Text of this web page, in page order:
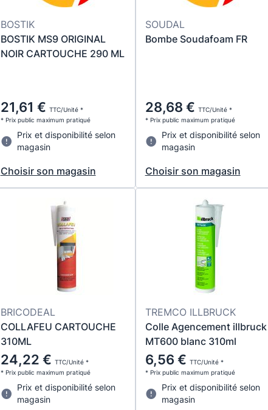
BOSTIK
BOSTIK MS9 ORIGINAL
NOIR CARTOUCHE 290 ML
21,61 € TTC/Unité *
* Prix public maximum pratiqué
Prix et disponibilité selon
magasin
Choisir son magasin
SOUDAL
Bombe Soudafoam FR
28,68 € TTC/Unité *
* Prix public maximum pratiqué
Prix et disponibilité selon
magasin
Choisir son magasin
BRICODEAL
COLLAFEU CARTOUCHE
310ML
24,22 € TTC/Unité *
* Prix public maximum pratiqué
Prix et disponibilité selon
magasin
TREMCO ILLBRUCK
Colle Agencement illbruck
MT600 blanc 310ml
6,56 € TTC/Unité *
* Prix public maximum pratiqué
Prix et disponibilité selon
magasin